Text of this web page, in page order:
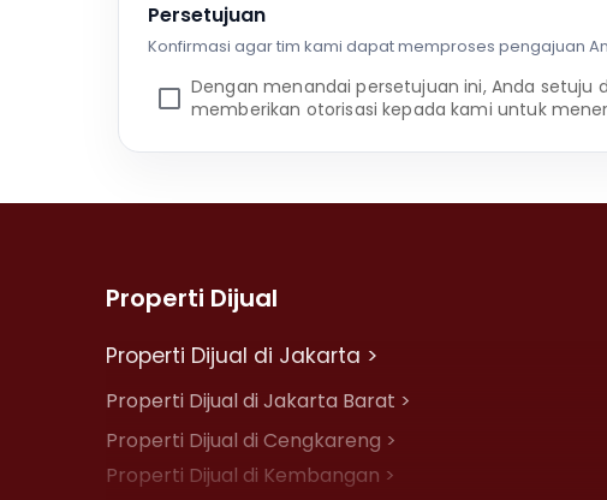
Persetujuan
Konfirmasi agar tim kami dapat memproses pengajuan
Dengan menandai persetujuan ini, Anda setuju
memberikan otorisasi kepada kami untuk
Properti Dijual
Properti Dijual di Jakarta >
Properti Dijual di Jakarta Barat >
Properti Dijual di Cengkareng >
Properti Dijual di Kembangan >